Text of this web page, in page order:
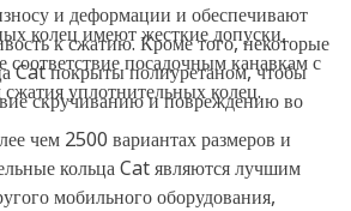
и деформации и обеспечивают
к сжатию. Кроме того, некоторые
Cat покрыты полиуретаном, чтобы
скручиванию и повреждению во
колец имеют жесткие допуски,
посадочным канавкам с
уплотнительных колец.
чем 2500 вариантах размеров и
кольца Cat являются лучшим
мобильного оборудования,